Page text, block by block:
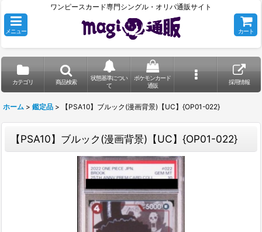
ワンピースカード専門シングル・オリパ通販サイト
メニュー カート
カテゴリ 商品検索
状態基準につい
て
ポケモンカード
通販
採用情報
ホーム > 鑑定品 > 【PSA10】ブルック(漫画背景)【UC】{OP01-022}
【PSA10】ブルック(漫画背景)【UC】{OP01-022}